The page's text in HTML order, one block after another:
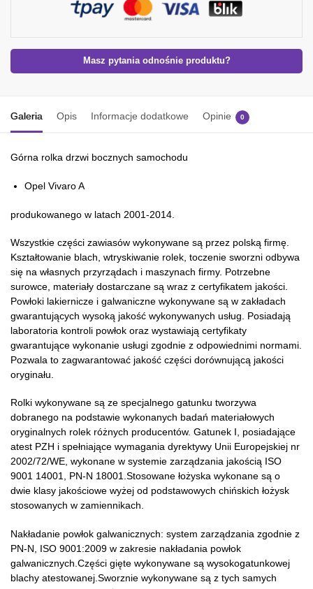
Masz pytania odnośnie produktu?
Galeria Opis Informacje dodatkowe Opinie 0
Górna rolka drzwi bocznych samochodu
Opel Vivaro A
produkowanego w latach 2001-2014.
Wszystkie części zawiasów wykonywane są przez polską firmę.
Kształtowanie blach, wtryskiwanie rolek, toczenie sworzni odbywa
się na własnych przyrządach i maszynach firmy. Potrzebne
surowce, materiały dostarczane są wraz z certyfikatem jakości.
Powłoki lakiernicze i galwaniczne wykonywane są w zakładach
gwarantujących wysoką jakość wykonywanych usług. Posiadają
laboratoria kontroli powłok oraz wystawiają certyfikaty
gwarantujące wykonanie usługi zgodnie z odpowiednimi normami.
Pozwala to zagwarantować jakość części dorównującą jakości
oryginału.
Rolki wykonywane są ze specjalnego gatunku tworzywa
dobranego na podstawie wykonanych badań materiałowych
oryginalnych rolek różnych producentów. Gatunek I, posiadające
atest PZH i spełniające wymagania dyrektywy Unii Europejskiej nr
2002/72/WE, wykonane w systemie zarządzania jakością ISO
9001 14001, PN-N 18001.Stosowane łożyska wykonane są o
dwie klasy jakościowe wyżej od podstawowych chińskich łożysk
stosowanych w zamiennikach.
Nakładanie powłok galwanicznych: system zarządzania zgodnie z
PN-N, ISO 9001:2009 w zakresie nakładania powłok
galwanicznych.Części gięte wykonywane są wysokogatunkowej
blachy atestowanej.Sworznie wykonywane są z tych samych